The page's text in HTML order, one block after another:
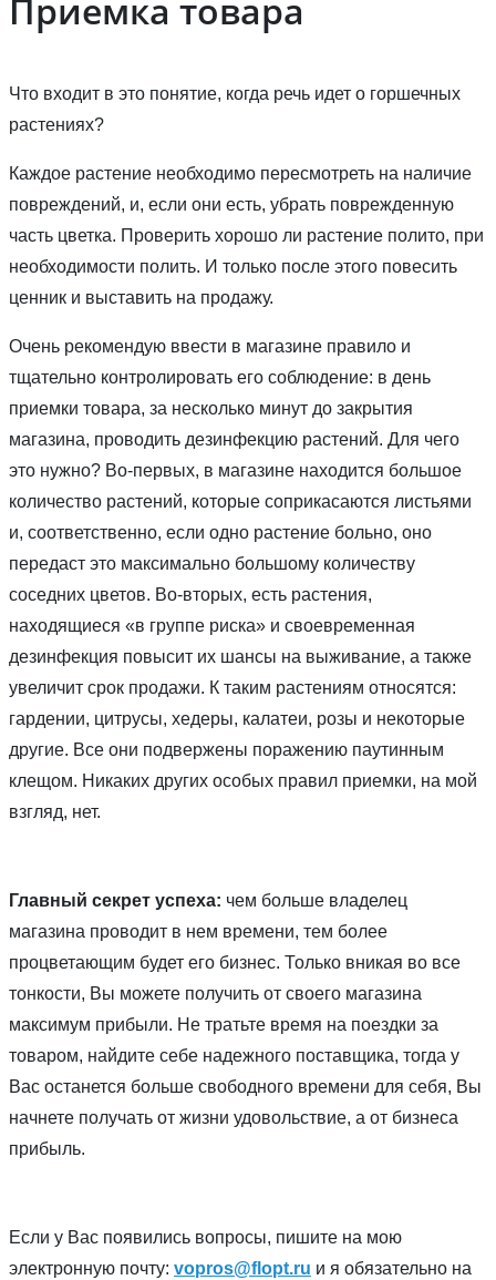
Приемка товара
Что входит в это понятие, когда речь идет о горшечных
растениях?
Каждое растение необходимо пересмотреть на наличие
повреждений, и, если они есть, убрать поврежденную
часть цветка. Проверить хорошо ли растение полито, при
необходимости полить. И только после этого повесить
ценник и выставить на продажу.
Очень рекомендую ввести в магазине правило и
тщательно контролировать его соблюдение: в день
приемки товара, за несколько минут до закрытия
магазина, проводить дезинфекцию растений. Для чего
это нужно? Во-первых, в магазине находится большое
количество растений, которые соприкасаются листьями
и, соответственно, если одно растение больно, оно
передаст это максимально большому количеству
соседних цветов. Во-вторых, есть растения,
находящиеся «в группе риска» и своевременная
дезинфекция повысит их шансы на выживание, а также
увеличит срок продажи. К таким растениям относятся:
гардении, цитрусы, хедеры, калатеи, розы и некоторые
другие. Все они подвержены поражению паутинным
клещом. Никаких других особых правил приемки, на мой
взгляд, нет.
Главный секрет успеха: чем больше владелец
магазина проводит в нем времени, тем более
процветающим будет его бизнес. Только вникая во все
тонкости, Вы можете получить от своего магазина
максимум прибыли. Не тратьте время на поездки за
товаром, найдите себе надежного поставщика, тогда у
Вас останется больше свободного времени для себя, Вы
начнете получать от жизни удовольствие, а от бизнеса
прибыль.
Если у Вас появились вопросы, пишите на мою
электронную почту: vopros@flopt.ru и я обязательно на